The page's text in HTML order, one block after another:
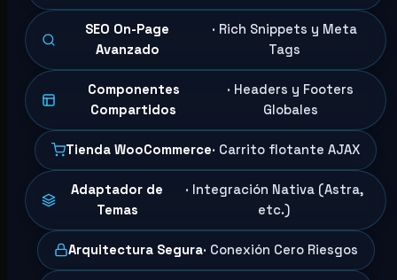
SEO On-Page
Avanzado
· Rich Snippets y Meta
Tags
Componentes
Compartidos
· Headers y Footers
Globales
Tienda WooCommerce· Carrito flotante AJAX
Adaptador de
Temas
· Integración Nativa (Astra,
etc.)
Arquitectura Segura· Conexión Cero Riesgos